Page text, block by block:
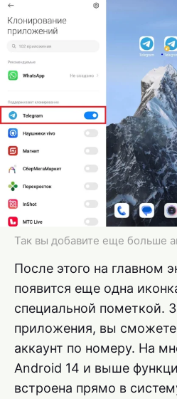
Так вы добавите еще больше
После этого на главном
появится еще одна
специальной пометкой.
приложения, вы
аккаунт по номеру. На
Android 14 и выше
встроена прямо в